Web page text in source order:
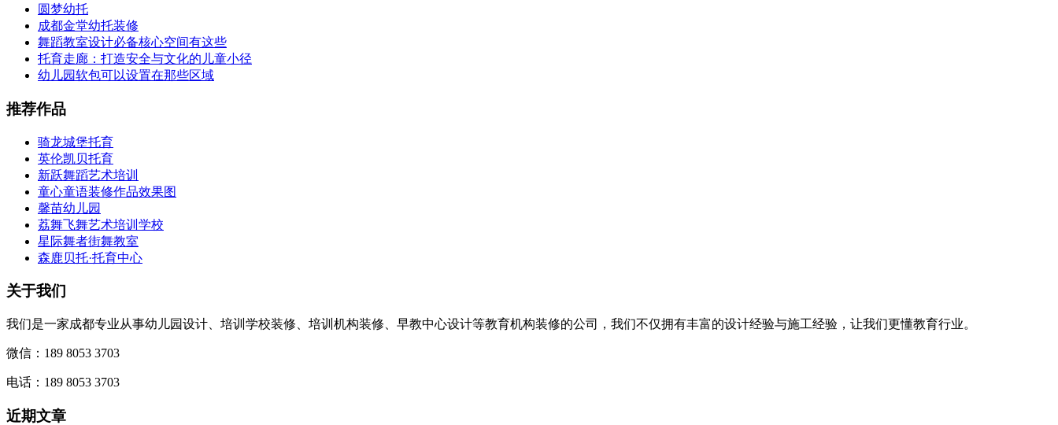
圆梦幼托
成都金堂幼托装修
舞蹈教室设计必备核心空间有这些
托育走廊：打造安全与文化的儿童小径
幼儿园软包可以设置在那些区域
推荐作品
骑龙城堡托育
英伦凯贝托育
新跃舞蹈艺术培训
童心童语装修作品效果图
馨苗幼儿园
荔舞飞舞艺术培训学校
星际舞者街舞教室
森鹿贝托·托育中心
关于我们
我们是一家成都专业从事幼儿园设计、培训学校装修、培训机构装修、早教中心设计等教育机构装修的公司，我们不仅拥有丰富的设计经验与施工经验，让我们更懂教育行业。
微信：189 8053 3703
电话：189 8053 3703
近期文章